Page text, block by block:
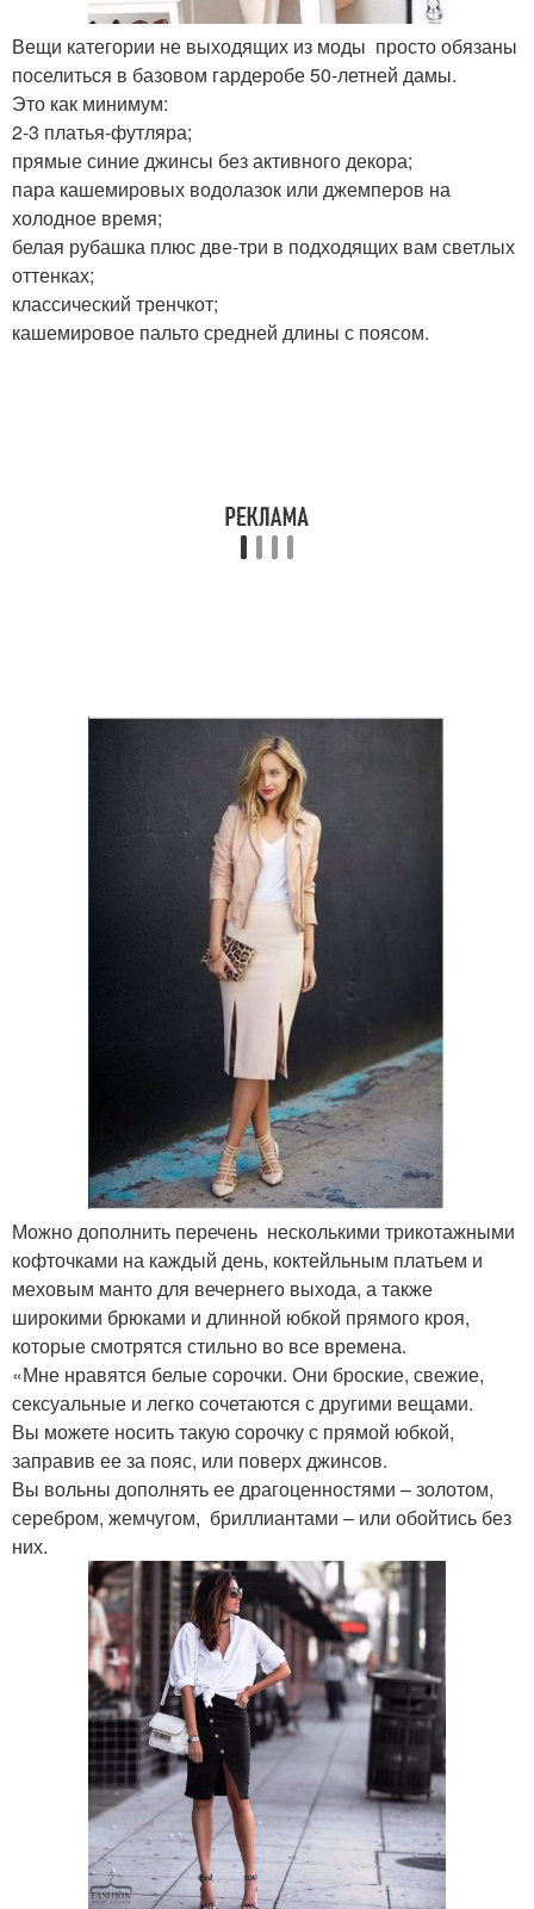
Вещи категории не выходящих из моды просто обязаны
поселиться в базовом гардеробе 50-летней дамы.
Это как минимум:
2-3 платья-футляра;
прямые синие джинсы без активного декора;
пара кашемировых водолазок или джемперов на
холодное время;
белая рубашка плюс две-три в подходящих вам светлых
оттенках;
классический тренчкот;
кашемировое пальто средней длины с поясом.
Можно дополнить перечень несколькими трикотажными
кофточками на каждый день, коктейльным платьем и
меховым манто для вечернего выхода, а также
широкими брюками и длинной юбкой прямого кроя,
которые смотрятся стильно во все времена.
«Мне нравятся белые сорочки. Они броские, свежие,
сексуальные и легко сочетаются с другими вещами.
Вы можете носить такую сорочку с прямой юбкой,
заправив ее за пояс, или поверх джинсов.
Вы вольны дополнять ее драгоценностями – золотом,
серебром, жемчугом, бриллиантами – или обойтись без
них.